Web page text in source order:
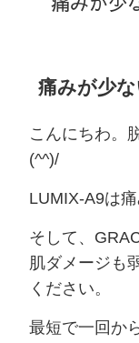
痛みが少
こんにちわ。
(^^)/
LUMIX-A9は
そして、
肌ダメージも
ください。
最短で一回か